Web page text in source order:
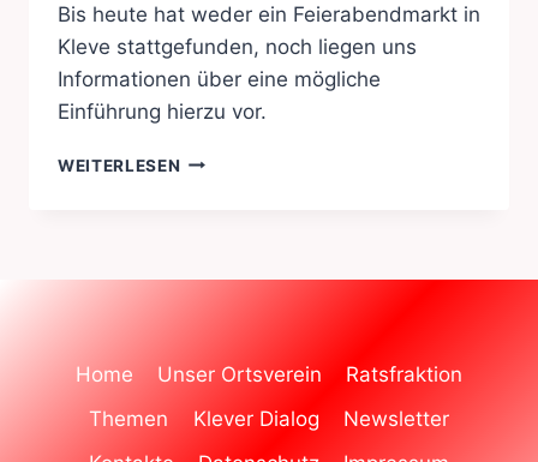
Bis heute hat weder ein Feierabendmarkt in
Kleve stattgefunden, noch liegen uns
Informationen über eine mögliche
Einführung hierzu vor.
WEITERLESEN ANFRAGE
FEIERABENDMARKT
Home Unser Ortsverein
Ratsfraktion
Themen
Klever Dialog
Newsletter